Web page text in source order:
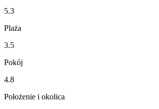
5.3
Plaża
3.5
Pokój
4.8
Położenie i okolica